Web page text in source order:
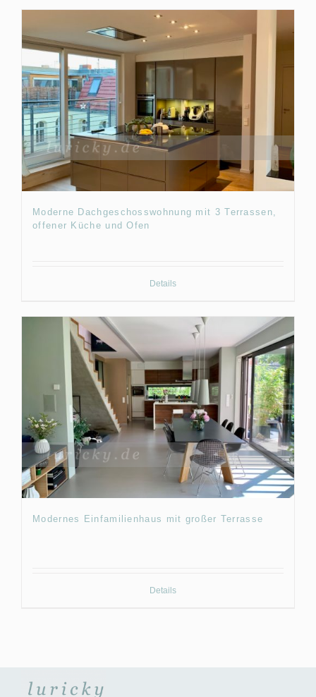
Moderne Dachgeschosswohnung mit 3 Terrassen,
offener Küche und Ofen
Details
Modernes Einfamilienhaus mit großer Terrasse
Details